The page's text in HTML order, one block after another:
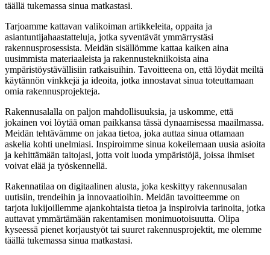
täällä tukemassa sinua matkastasi.
Tarjoamme kattavan valikoiman artikkeleita, oppaita ja
asiantuntijahaastatteluja, jotka syventävät ymmärrystäsi
rakennusprosessista. Meidän sisällömme kattaa kaiken aina
uusimmista materiaaleista ja rakennustekniikoista aina
ympäristöystävällisiin ratkaisuihin. Tavoitteena on, että löydät meiltä
käytännön vinkkejä ja ideoita, jotka innostavat sinua toteuttamaan
omia rakennusprojekteja.
Rakennusalalla on paljon mahdollisuuksia, ja uskomme, että
jokainen voi löytää oman paikkansa tässä dynaamisessa maailmassa.
Meidän tehtävämme on jakaa tietoa, joka auttaa sinua ottamaan
askelia kohti unelmiasi. Inspiroimme sinua kokeilemaan uusia asioita
ja kehittämään taitojasi, jotta voit luoda ympäristöjä, joissa ihmiset
voivat elää ja työskennellä.
Rakennatilaa on digitaalinen alusta, joka keskittyy rakennusalan
uutisiin, trendeihin ja innovaatioihin. Meidän tavoitteemme on
tarjota lukijoillemme ajankohtaista tietoa ja inspiroivia tarinoita, jotka
auttavat ymmärtämään rakentamisen monimuotoisuutta. Olipa
kyseessä pienet korjaustyöt tai suuret rakennusprojektit, me olemme
täällä tukemassa sinua matkastasi.